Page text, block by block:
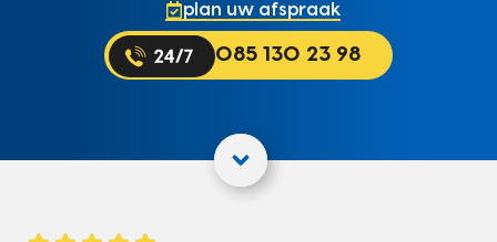
plan uw afspraak
085 130 23 98